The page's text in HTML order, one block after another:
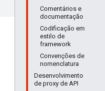
Comentários e
documentação
Codificação em
estilo de
framework
Convenções de
nomenclatura
Desenvolvimento
de proxy de API